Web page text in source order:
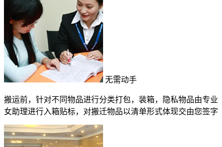
无需动手
搬运前，针对不同物品进行分类打包，装箱，隐私物品由专业
女助理进行入箱贴标，对搬迁物品以清单形式体现交由您签字